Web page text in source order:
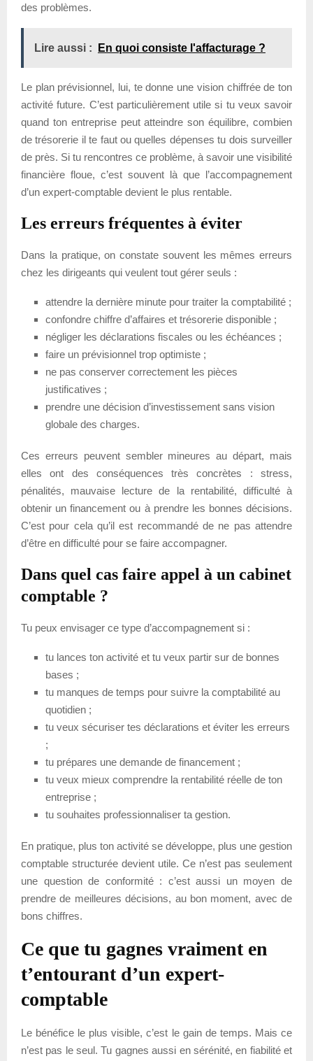
des problèmes.
Lire aussi : En quoi consiste l'affacturage ?
Le plan prévisionnel, lui, te donne une vision chiffrée de ton
activité future. C’est particulièrement utile si tu veux savoir
quand ton entreprise peut atteindre son équilibre, combien
de trésorerie il te faut ou quelles dépenses tu dois surveiller
de près. Si tu rencontres ce problème, à savoir une visibilité
financière floue, c’est souvent là que l’accompagnement
d’un expert-comptable devient le plus rentable.
Les erreurs fréquentes à éviter
Dans la pratique, on constate souvent les mêmes erreurs
chez les dirigeants qui veulent tout gérer seuls :
attendre la dernière minute pour traiter la comptabilité ;
confondre chiffre d’affaires et trésorerie disponible ;
négliger les déclarations fiscales ou les échéances ;
faire un prévisionnel trop optimiste ;
ne pas conserver correctement les pièces
justificatives ;
prendre une décision d’investissement sans vision
globale des charges.
Ces erreurs peuvent sembler mineures au départ, mais
elles ont des conséquences très concrètes : stress,
pénalités, mauvaise lecture de la rentabilité, difficulté à
obtenir un financement ou à prendre les bonnes décisions.
C’est pour cela qu’il est recommandé de ne pas attendre
d’être en difficulté pour se faire accompagner.
Dans quel cas faire appel à un cabinet
comptable ?
Tu peux envisager ce type d’accompagnement si :
tu lances ton activité et tu veux partir sur de bonnes
bases ;
tu manques de temps pour suivre la comptabilité au
quotidien ;
tu veux sécuriser tes déclarations et éviter les erreurs
;
tu prépares une demande de financement ;
tu veux mieux comprendre la rentabilité réelle de ton
entreprise ;
tu souhaites professionnaliser ta gestion.
En pratique, plus ton activité se développe, plus une gestion
comptable structurée devient utile. Ce n’est pas seulement
une question de conformité : c’est aussi un moyen de
prendre de meilleures décisions, au bon moment, avec de
bons chiffres.
Ce que tu gagnes vraiment en
t’entourant d’un expert-
comptable
Le bénéfice le plus visible, c’est le gain de temps. Mais ce
n’est pas le seul. Tu gagnes aussi en sérénité, en fiabilité et